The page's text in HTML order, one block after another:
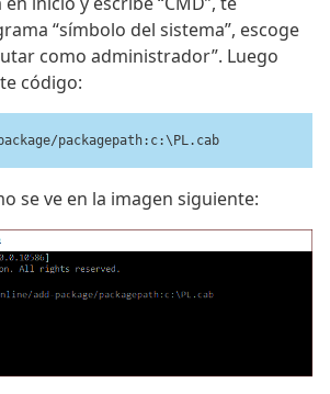
“símbolo del sistema”, escoge
como administrador”. Luego
código:
packagepath:c:\PL.cab
se ve en la imagen siguiente: